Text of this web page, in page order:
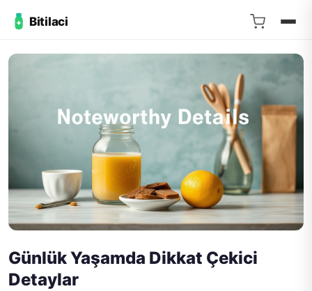
Bitilaci
Günlük Yaşamda Dikkat Çekici
Detaylar